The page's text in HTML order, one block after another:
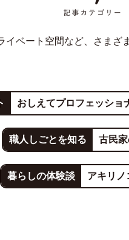
イベート空間など、さま
おしえてプロフェッショ
職人しごとを知る 古民
暮らしの体験談 アキリノ